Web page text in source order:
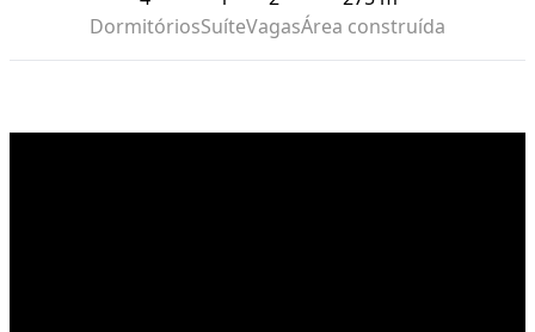
DormitóriosSuíteVagasÁrea construída